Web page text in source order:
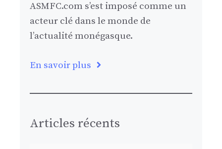
ASMFC.com s’est imposé comme un
acteur clé dans le monde de
l’actualité monégasque.
En savoir plus
Articles récents